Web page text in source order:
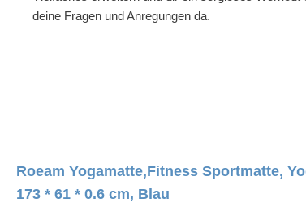
deine Fragen und Anregungen da.
Roeam Yogamatte,Fitness Sportmatte,
173 * 61 * 0.6 cm, Blau